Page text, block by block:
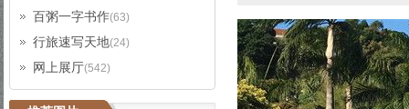
百粥一字书作(63)
行旅速写天地(24)
网上展厅(542)